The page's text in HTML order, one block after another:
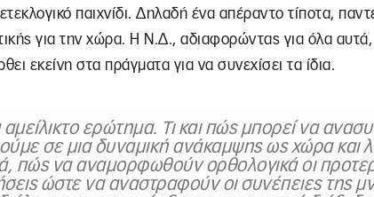
παιχνίδι. Δηλαδή ένα απέραντο τίποτα,
για την χώρα. Η Ν.Δ., αδιαφορώντας για όλα αυτά,
εκείνη στα πράγματα για να συνεχίσει τα ίδια.
αμείλικτο ερώτημα. Τι και πώς μπορεί να
σε μια δυναμική ανάκαμψης ως χώρα και
πώς να αναμορφωθούν ορθολογικά οι
ώστε να αναστραφούν οι συνέπειες της